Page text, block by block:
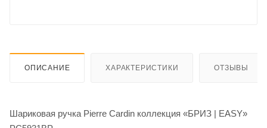
ОПИСАНИЕ ХАРАКТЕРИСТИКИ ОТЗЫВЫ
Шариковая ручка Pierre Cardin коллекция «БРИЗ | EASY»